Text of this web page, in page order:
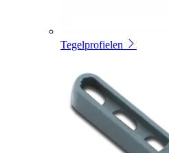
Tegelprofielen